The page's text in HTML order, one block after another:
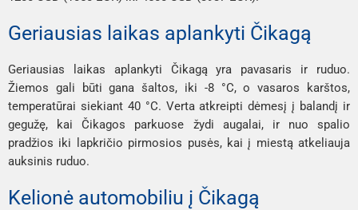
Geriausias laikas aplankyti Čikagą
Geriausias laikas aplankyti Čikagą yra pavasaris ir ruduo.
Žiemos gali būti gana šaltos, iki -8 °C, o vasaros karštos,
temperatūrai siekiant 40 °C. Verta atkreipti dėmesį į balandį ir
gegužę, kai Čikagos parkuose žydi augalai, ir nuo spalio
pradžios iki lapkričio pirmosios pusės, kai į miestą atkeliauja
auksinis ruduo.
Kelionė automobiliu į Čikagą